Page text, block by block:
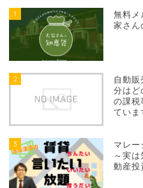
1
無料メ
家さん
2
自動
分はど
の課税
ていま
3
マレー
～実
動産投